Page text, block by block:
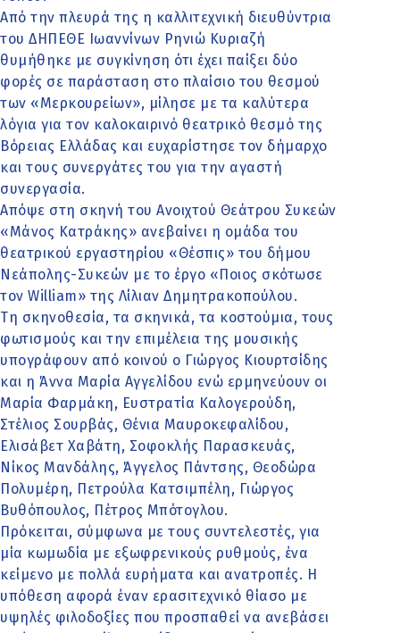
Από την πλευρά της η καλλιτεχνική διευθύντρια
του ΔΗΠΕΘΕ Ιωαννίνων Ρηνιώ Κυριαζή
θυμήθηκε με συγκίνηση ότι έχει παίξει δύο
φορές σε παράσταση στο πλαίσιο του θεσμού
των «Μερκουρείων», μίλησε με τα καλύτερα
λόγια για τον καλοκαιρινό θεατρικό θεσμό της
Βόρειας Ελλάδας και ευχαρίστησε τον δήμαρχο
και τους συνεργάτες του για την αγαστή
συνεργασία.
Απόψε στη σκηνή του Ανοιχτού Θεάτρου Συκεών
«Μάνος Κατράκης» ανεβαίνει η ομάδα του
θεατρικού εργαστηρίου «Θέσπις» του δήμου
Νεάπολης-Συκεών με το έργο «Ποιος σκότωσε
τον William» της Λίλιαν Δημητρακοπούλου.
Τη σκηνοθεσία, τα σκηνικά, τα κοστούμια, τους
φωτισμούς και την επιμέλεια της μουσικής
υπογράφουν από κοινού ο Γιώργος Κιουρτσίδης
και η Άννα Μαρία Αγγελίδου ενώ ερμηνεύουν οι
Μαρία Φαρμάκη, Ευστρατία Καλογερούδη,
Στέλιος Σουρβάς, Θένια Μαυροκεφαλίδου,
Ελισάβετ Χαβάτη, Σοφοκλής Παρασκευάς,
Νίκος Μανδάλης, Άγγελος Πάντσης, Θεοδώρα
Πολυμέρη, Πετρούλα Κατσιμπέλη, Γιώργος
Βυθόπουλος, Πέτρος Μπότογλου.
Πρόκειται, σύμφωνα με τους συντελεστές, για
μία κωμωδία με εξωφρενικούς ρυθμούς, ένα
κείμενο με πολλά ευρήματα και ανατροπές. Η
υπόθεση αφορά έναν ερασιτεχνικό θίασο με
υψηλές φιλοδοξίες που προσπαθεί να ανεβάσει